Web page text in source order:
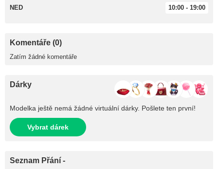
NED 10:00 - 19:00
Komentáře (0)
Zatím žádné komentáře
Dárky
Modelka ještě nemá žádné virtuální dárky. Pošlete ten první!
Vybrat dárek
Seznam Přání -